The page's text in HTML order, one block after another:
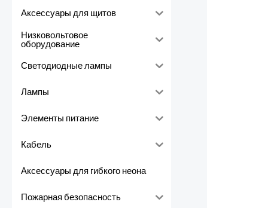
Аксессуары для щитов
Низковольтовое
оборудование
Светодиодные лампы
Лампы
Элементы питание
Кабель
Аксессуары для гибкого неона
Пожарная безопасность